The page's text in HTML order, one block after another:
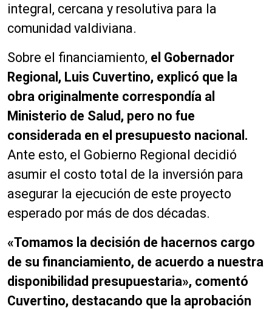
integral, cercana y resolutiva para la
comunidad valdiviana.
Sobre el financiamiento, el Gobernador
Regional, Luis Cuvertino, explicó que la
obra originalmente correspondía al
Ministerio de Salud, pero no fue
considerada en el presupuesto nacional.
Ante esto, el Gobierno Regional decidió
asumir el costo total de la inversión para
asegurar la ejecución de este proyecto
esperado por más de dos décadas.
«Tomamos la decisión de hacernos cargo
de su financiamiento, de acuerdo a nuestra
disponibilidad presupuestaria», comentó
Cuvertino, destacando que la aprobación